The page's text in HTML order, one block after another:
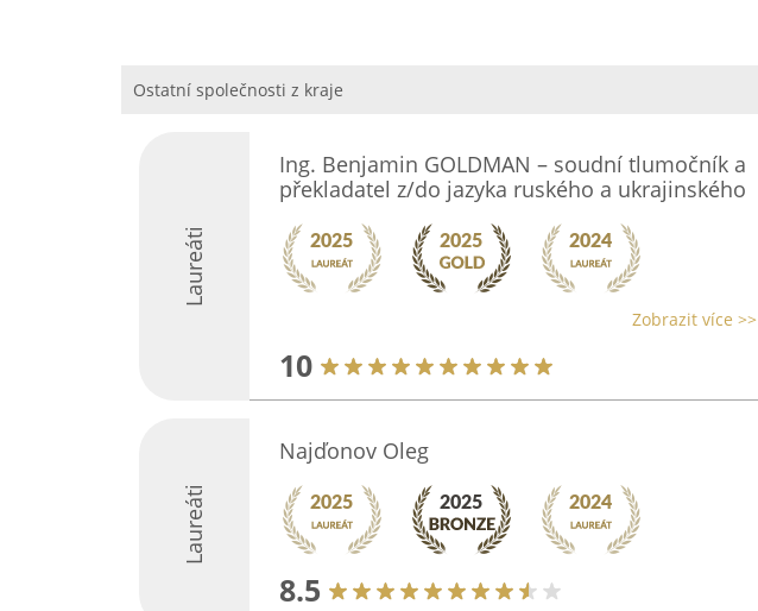
Ostatní společnosti z kraje
Laureáti
Ing. Benjamin GOLDMAN – soudní tlumočník a
překladatel z/do jazyka ruského a ukrajinského
Zobrazit více >>
10
Laureáti
Najďonov Oleg
8.5